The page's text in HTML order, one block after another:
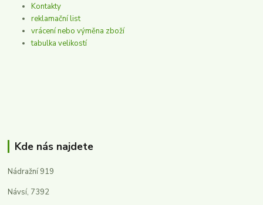
Kontakty
reklamační list
vrácení nebo výměna zboží
tabulka velikostí
Kde nás najdete
Nádražní 919
Návsí, 7392